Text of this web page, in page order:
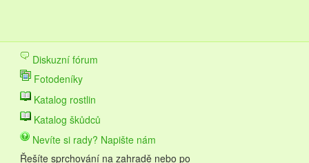
Diskuzní fórum
Fotodeníky
Katalog rostlin
Katalog škůdců
Nevíte si rady? Napište nám
Řešíte sprchování na zahradě nebo po